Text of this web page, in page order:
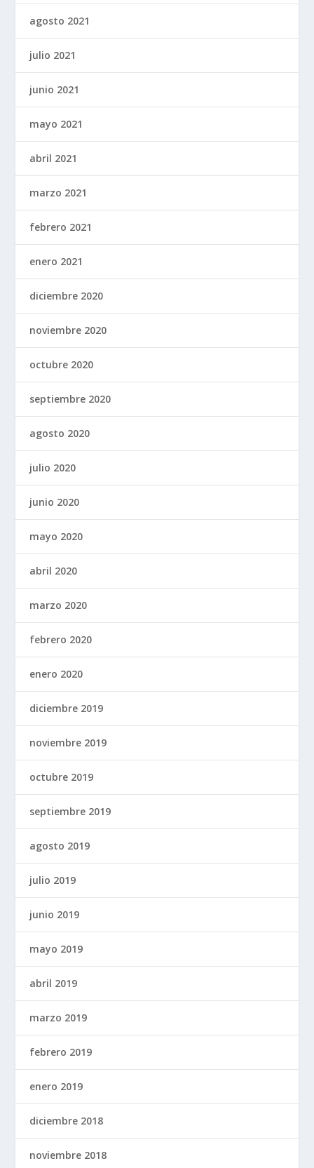
agosto 2021
julio 2021
junio 2021
mayo 2021
abril 2021
marzo 2021
febrero 2021
enero 2021
diciembre 2020
noviembre 2020
octubre 2020
septiembre 2020
agosto 2020
julio 2020
junio 2020
mayo 2020
abril 2020
marzo 2020
febrero 2020
enero 2020
diciembre 2019
noviembre 2019
octubre 2019
septiembre 2019
agosto 2019
julio 2019
junio 2019
mayo 2019
abril 2019
marzo 2019
febrero 2019
enero 2019
diciembre 2018
noviembre 2018